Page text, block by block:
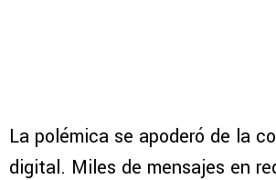
La polémica se apoderó de la
digital. Miles de mensajes en